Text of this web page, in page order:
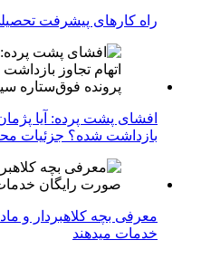
راه کارهای پیشرفت
افشای پشت پرده: آیا
بازداشت شده؟ جزئیات
معرفی بچه کلاهبردار و
خدمات میدهند